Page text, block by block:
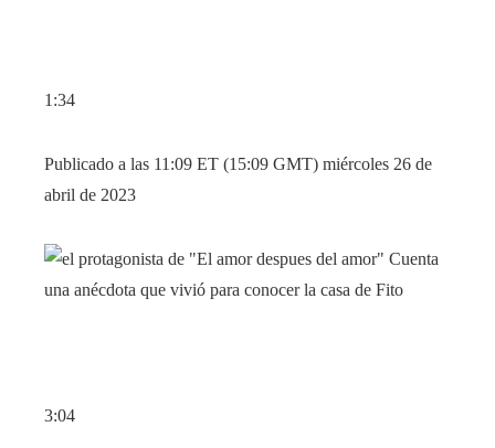
1:34
Publicado a las 11:09 ET (15:09 GMT) miércoles 26 de
abril de 2023
3:04